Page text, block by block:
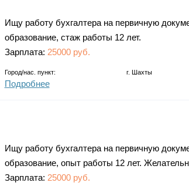
Ищу работу бухгалтера на первичную
образование, стаж работы 12 лет.
Зарплата: 25000 руб.
Город/нас. пункт: г. Шахты
Подробнее
Ищу работу бухгалтера на первичную
образование, опыт работы 12 лет.
Зарплата: 25000 руб.